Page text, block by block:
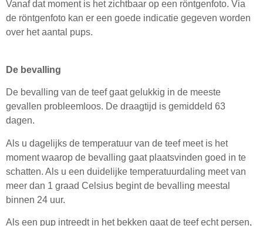
Vanaf dat moment is het zichtbaar op een röntgenfoto. Via
de röntgenfoto kan er een goede indicatie gegeven worden
over het aantal pups.
De bevalling
De bevalling van de teef gaat gelukkig in de meeste
gevallen probleemloos. De draagtijd is gemiddeld 63
dagen.
Als u dagelijks de temperatuur van de teef meet is het
moment waarop de bevalling gaat plaatsvinden goed in te
schatten. Als u een duidelijke temperatuurdaling meet van
meer dan 1 graad Celsius begint de bevalling meestal
binnen 24 uur.
Als een pup intreedt in het bekken gaat de teef echt persen,